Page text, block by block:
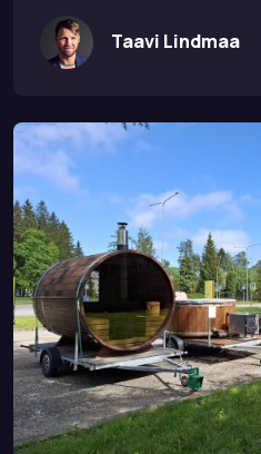
Taavi Lindmaa